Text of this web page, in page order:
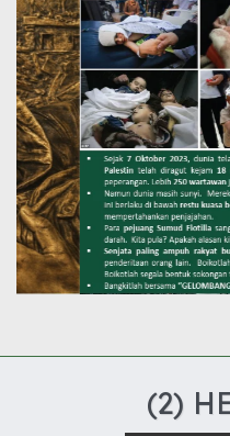
(2)